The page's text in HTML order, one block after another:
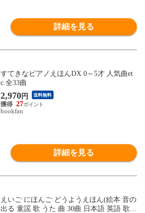
詳細を見る
すてきなピアノえほんDX 0～5才 人気曲et
c.全33曲
2,970円 送料無料
27
bookfan
詳細を見る
えいご にほんご どうようえほん(絵本 音の
出る 童謡 歌 うた 曲 30曲 日本語 英語 歌う